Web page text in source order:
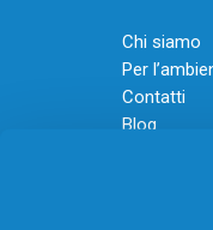
Chi siamo
Per
Contatti
Blog